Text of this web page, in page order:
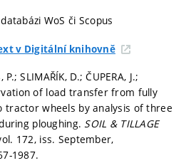
WoS či Scopus
v Digitální knihovně
P.; SLIMAŘÍK, D.; ČUPERA, J.;
of load transfer from fully
tractor wheels by analysis of three
ploughing. SOIL & TILLAGE
172, iss. September,
1987.